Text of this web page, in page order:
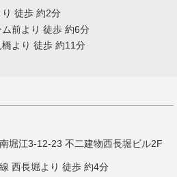
徒歩 約2分
前より 徒歩 約6分
より 徒歩 約11分
堀江3-12-23 不二建物西長堀ビル2F
西長堀より 徒歩 約4分